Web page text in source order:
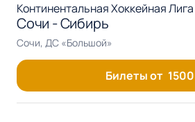
Континентальная Хоккейная Лига
Сочи - Сибирь
Сочи, ДС «Большой»
Билеты от 1500